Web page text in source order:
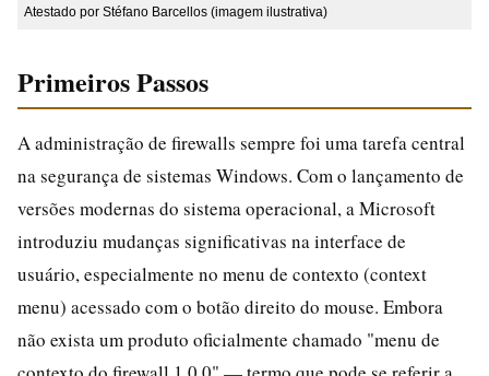
Atestado por Stéfano Barcellos (imagem ilustrativa)
Primeiros Passos
A administração de firewalls sempre foi uma tarefa central
na segurança de sistemas Windows. Com o lançamento de
versões modernas do sistema operacional, a Microsoft
introduziu mudanças significativas na interface de
usuário, especialmente no menu de contexto (context
menu) acessado com o botão direito do mouse. Embora
não exista um produto oficialmente chamado "menu de